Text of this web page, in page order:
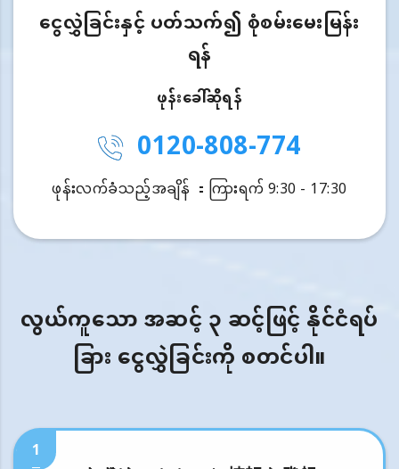
ငွေလွှဲခြင်းနှင့် ပတ်သက်၍ စုံစမ်းမေးမြန်း
ရန်
ဖုန်းခေါ်ဆိုရန်
0120-808-774
ဖုန်းလက်ခံသည့်အချိန် ：ကြားရက် 9:30 - 17:30
လွယ်ကူသော အဆင့် ၃ ဆင့်ဖြင့် နိုင်ငံရပ်
ခြား ငွေလွှဲခြင်းကို စတင်ပါ။
1